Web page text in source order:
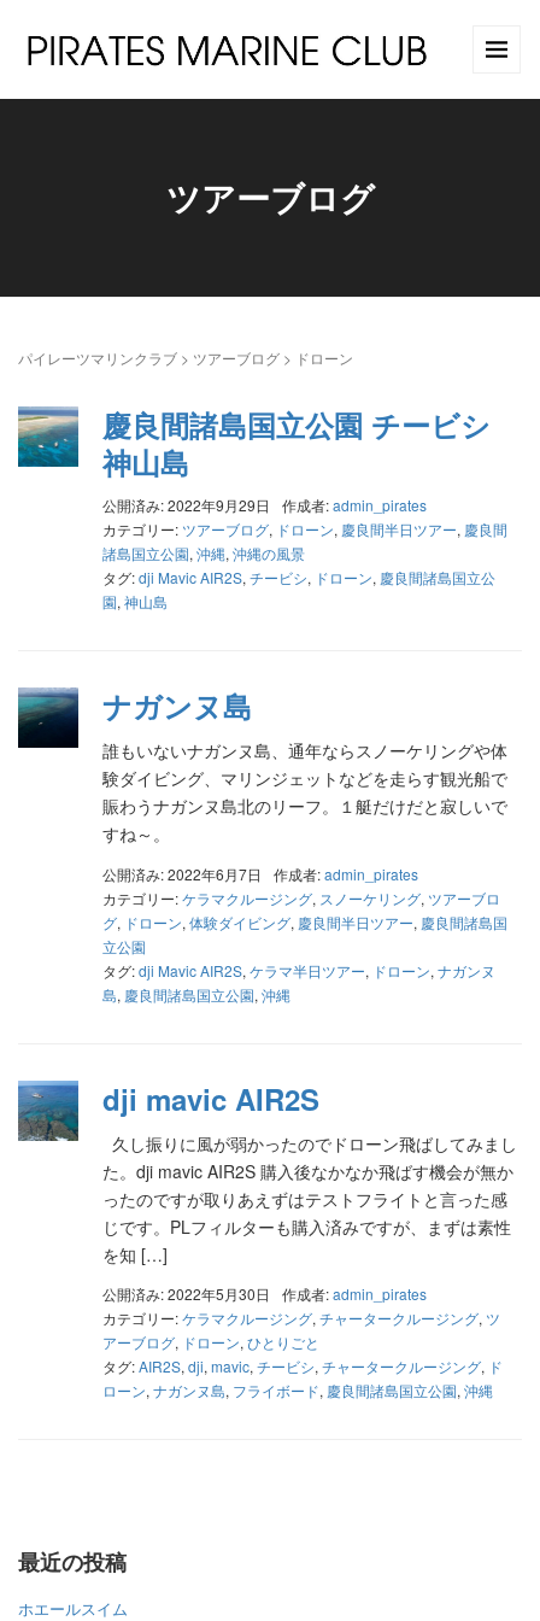
ツアーブログ
パイレーツマリンクラブ > ツアーブログ > ドローン
慶良間諸島国立公園 チービシ
神山島
公開済み: 2022年9月29日 作成者:admin_pirates
カテゴリー: ツアーブログ, ドローン, 慶良間半日ツアー, 慶良間
諸島国立公園, 沖縄, 沖縄の風景
タグ:dji Mavic AIR2S, チービシ, ドローン, 慶良間諸島国立公
園, 神山島
ナガンヌ島
誰もいないナガンヌ島、通年ならスノーケリングや体
験ダイビング、マリンジェットなどを走らす観光船で
賑わうナガンヌ島北のリーフ。１艇だけだと寂しいで
すね～。
公開済み: 2022年6月7日 作成者:admin_pirates
カテゴリー:ケラマクルージング, スノーケリング, ツアーブロ
グ, ドローン, 体験ダイビング, 慶良間半日ツアー, 慶良間諸島国
立公園
タグ:dji Mavic AIR2S, ケラマ半日ツアー, ドローン, ナガンヌ
島, 慶良間諸島国立公園, 沖縄
dji mavic AIR2S
久し振りに風が弱かったのでドローン飛ばしてみまし
た。dji mavic AIR2S 購入後なかなか飛ばす機会が無か
ったのですが取りあえずはテストフライトと言った感
じです。PLフィルターも購入済みですが、まずは素性
を知 […]
公開済み: 2022年5月30日 作成者:admin_pirates
カテゴリー:ケラマクルージング, チャータークルージング, ツ
アーブログ, ドローン, ひとりごと
タグ:AIR2S, dji, mavic, チービシ, チャータークルージング, ド
ローン, ナガンヌ島, フライボード, 慶良間諸島国立公園, 沖縄
最近の投稿
ホエールスイム